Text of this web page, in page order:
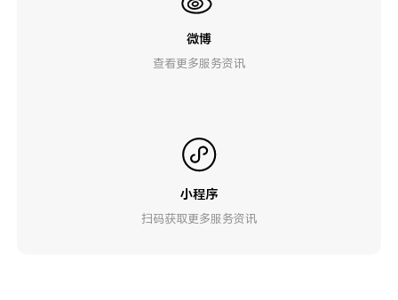
微博
查看更多服务资讯
小程序
扫码获取更多服务资讯